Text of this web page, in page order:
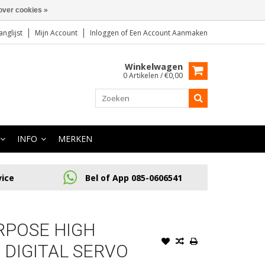
Mijn Account Inloggen of Een Account Aanmaken
Winkelwagen
0 Artikelen / €0,00
INFO MERKEN
Bel of App 085-0606541
HIGH
SERVO
cookies »